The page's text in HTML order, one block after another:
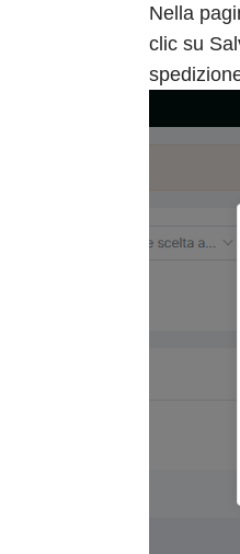
Nella
clic su